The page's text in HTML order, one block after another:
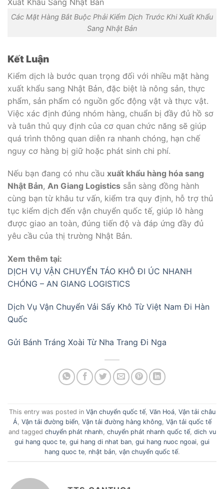
Các Mặt Hàng Bắt Buộc Phải Kiểm Dịch Trước Khi Xuất Khẩu
Sang Nhật Bản
Kết Luận
Kiểm dịch là bước quan trọng đối với nhiều mặt hàng
xuất khẩu sang Nhật Bản, đặc biệt là nông sản, thực
phẩm, sản phẩm có nguồn gốc động vật và thực vật.
Việc xác định đúng nhóm hàng, chuẩn bị đầy đủ hồ sơ
và tuân thủ quy định của cơ quan chức năng sẽ giúp
quá trình thông quan diễn ra nhanh chóng, hạn chế
nguy cơ hàng bị giữ hoặc phát sinh chi phí.
Nếu bạn đang có nhu cầu xuất khẩu hàng hóa sang
Nhật Bản, An Giang Logistics sẵn sàng đồng hành
cùng bạn từ khâu tư vấn, kiểm tra quy định, hỗ trợ thủ
tục kiểm dịch đến vận chuyển quốc tế, giúp lô hàng
được giao an toàn, đúng tiến độ và đáp ứng đầy đủ
yêu cầu của thị trường Nhật Bản.
Xem thêm tại:
DỊCH VỤ VẬN CHUYỂN TÁO KHÔ ĐI ÚC NHANH
CHÓNG – AN GIANG LOGISTICS
Dịch Vụ Vận Chuyển Vải Sấy Khô Từ Việt Nam Đi Hàn
Quốc
Gửi Bánh Tráng Xoài Từ Nha Trang Đi Nga
This entry was posted in Vận chuyển quốc tế, Văn Hoá, Vận tải châu
Á, Vận tải đường biển, Vận tải đường hàng không, Vận tải quốc tế
and tagged chuyển phát nhanh, chuyển phát nhanh quốc tế, dich vu
gui hang quoc te, gui hang di nhat ban, gui hang nuoc ngoai, gui
hang quoc te, nhật bản, vận chuyển quốc tế.